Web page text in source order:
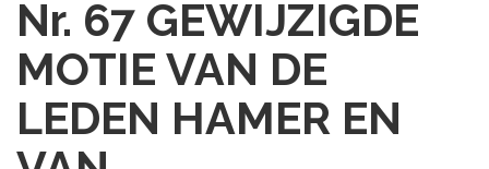
Nr. 67 GEWIJZIGDE
MOTIE VAN DE
LEDEN HAMER EN